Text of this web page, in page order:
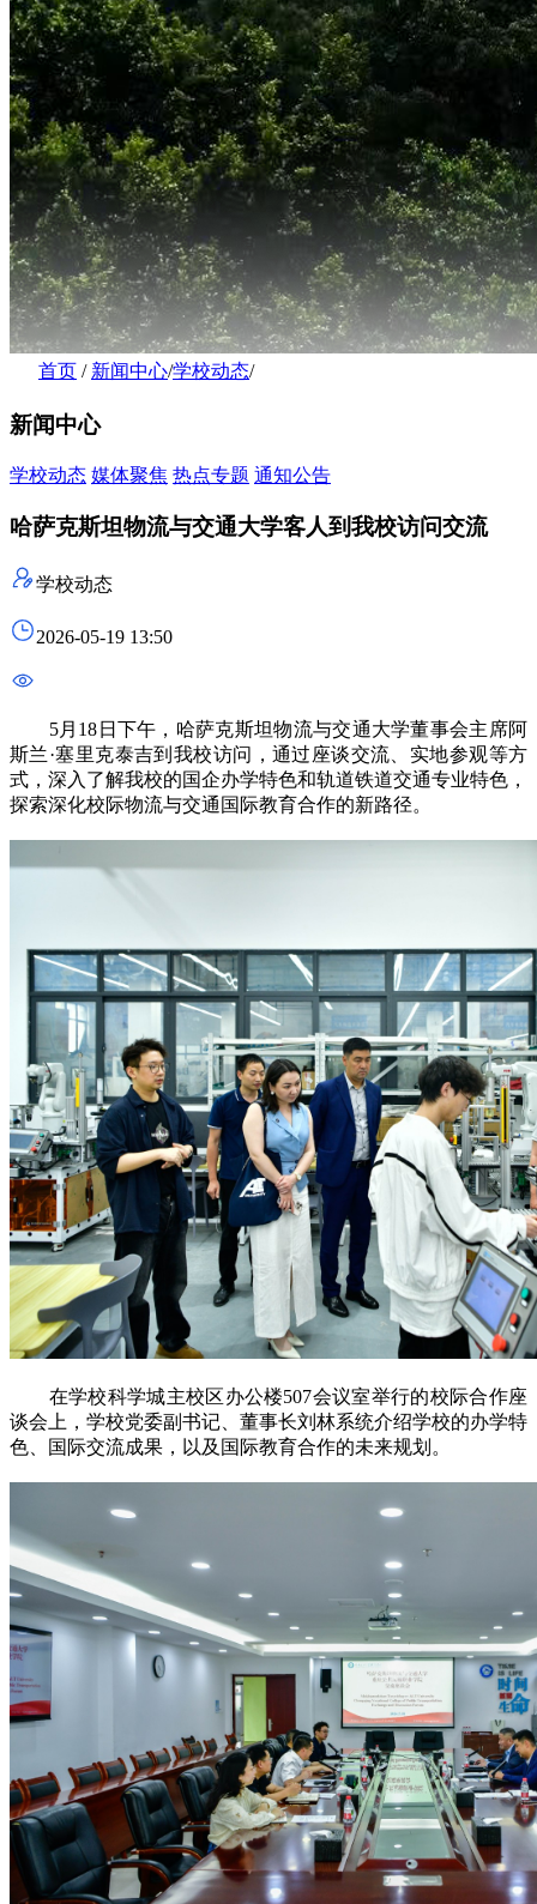
首页 / 新闻中心/学校动态/
新闻中心
学校动态 媒体聚焦 热点专题 通知公告
哈萨克斯坦物流与交通大学客人到我校访问交流
学校动态
2026-05-19 13:50
5月18日下午，哈萨克斯坦物流与交通大学董事会主席阿
斯兰·塞里克泰吉到我校访问，通过座谈交流、实地参观等方
式，深入了解我校的国企办学特色和轨道铁道交通专业特色，
探索深化校际物流与交通国际教育合作的新路径。
在学校科学城主校区办公楼507会议室举行的校际合作座
谈会上，学校党委副书记、董事长刘林系统介绍学校的办学特
色、国际交流成果，以及国际教育合作的未来规划。